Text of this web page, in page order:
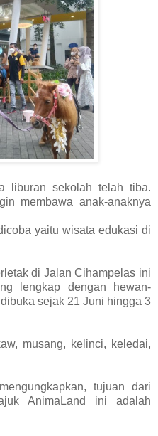
liburan sekolah telah tiba.
membawa anak-anaknya
yaitu wisata edukasi di
di Jalan Cihampelas ini
lengkap dengan hewan-
sejak 21 Juni hingga 3
musang, kelinci, keledai,
tujuan dari
AnimaLand ini adalah